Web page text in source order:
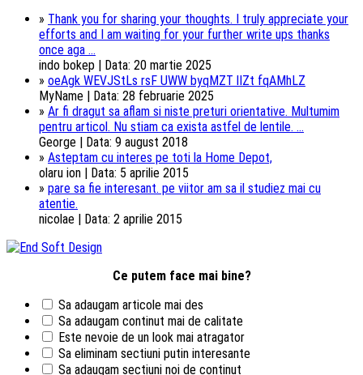
» Thank you for sharing your thoughts. I truly appreciate your
efforts and I am waiting for your further write ups thanks
once aga ...
indo bokep | Data: 20 martie 2025
» oeAgk WEVJStLs rsF UWW byqMZT lIZt fqAMhLZ
MyName | Data: 28 februarie 2025
» Ar fi dragut sa aflam si niste preturi orientative. Multumim
pentru articol. Nu stiam ca exista astfel de lentile. ...
George | Data: 9 august 2018
» Asteptam cu interes pe toti la Home Depot,
olaru ion | Data: 5 aprilie 2015
» pare sa fie interesant. pe viitor am sa il studiez mai cu
atentie.
nicolae | Data: 2 aprilie 2015
Ce putem face mai bine?
Sa adaugam articole mai des
Sa adaugam continut mai de calitate
Este nevoie de un look mai atragator
Sa eliminam sectiuni putin interesante
Sa adaugam sectiuni noi de continut